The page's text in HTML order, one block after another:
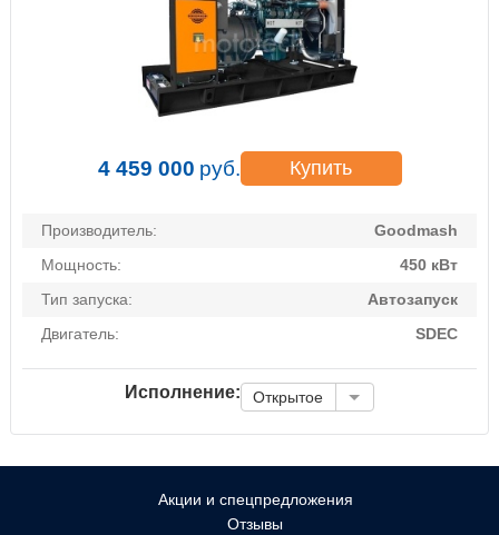
4 459 000 руб. Купить
Производитель:
Goodmash
Мощность:
450 кВт
Тип запуска:
Автозапуск
Двигатель:
SDEC
Исполнение: Открытое
Акции и спецпредложения
Отзывы